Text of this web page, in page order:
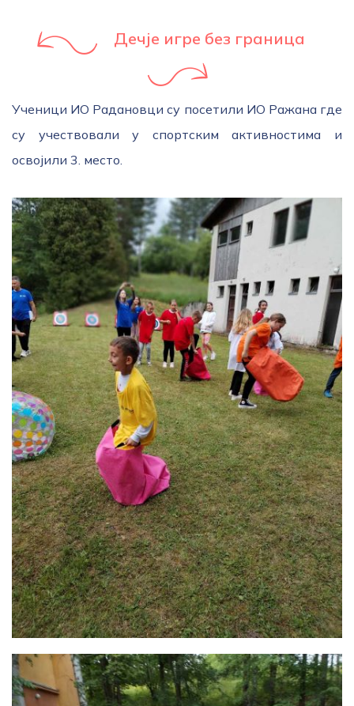
Дечје игре без граница
Ученици ИО Радановци су посетили ИО Ражана где
су учествовали у спортским активностима и
освојили 3. место.